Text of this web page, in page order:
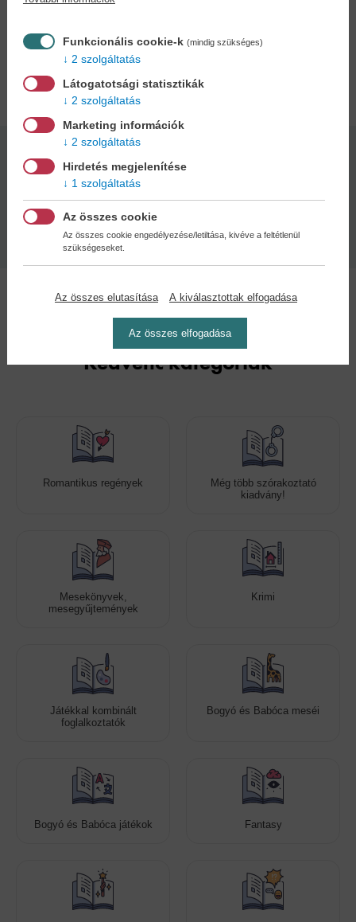
Adatok
puha kötés
Kiadás dátuma:
2025
18 x 14 cm
Kedvenc kategóriák
Romantikus regények
Még több szórakoztató
kiadvány!
Mesekönyvek,
mesegyűjtemények
Krimi
Játékkal kombinált
foglalkoztatók
Bogyó és Babóca meséi
Bogyó és Babóca játékok Fantasy
Funkcionális cookie-k (mindig szükséges)
2 szolgáltatás
Látogatotsági statisztikák
2 szolgáltatás
Marketing információk
2 szolgáltatás
Hirdetés megjelenítése
1 szolgáltatás
Az összes cookie
Az összes cookie engedélyezése/letiltása, kivéve a feltétlenül
szükségeseket.
Az összes elutasítása A kiválasztottak elfogadása
Az összes elfogadása